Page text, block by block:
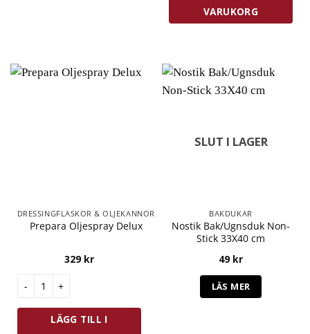
VARUKORG
DRESSINGFLASKOR & OLJEKANNOR
Prepara Oljespray Delux
329 kr
Prepara Oljespray Delux mängd
LÄGG TILL I
SLUT I LAGER
BAKDUKAR
Nostik Bak/Ugnsduk Non-
Stick 33X40 cm
49 kr
LÄS MER